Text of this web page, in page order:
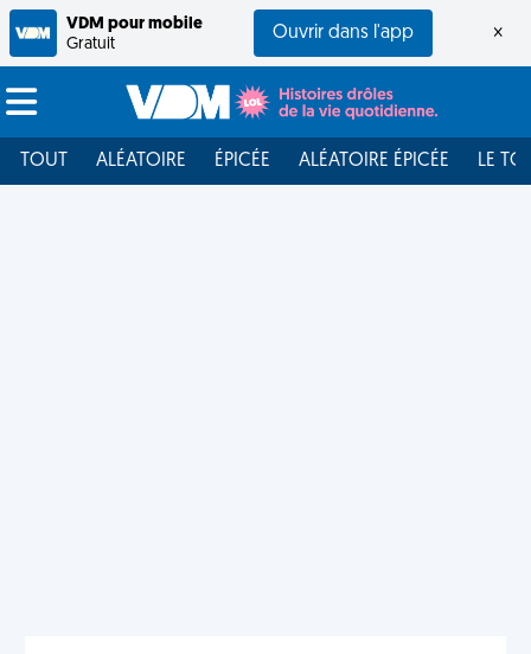
VDM pour mobile
Gratuit
Ouvrir dans l'app ×
TOUT ALÉATOIRE ÉPICÉE ALÉATOIRE ÉPICÉE LE